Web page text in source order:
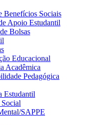
Benefícios Sociais
Apoio Estudantil
Bolsas
Educacional
Acadêmica
Pedagógica
Estudantil
SAPPE